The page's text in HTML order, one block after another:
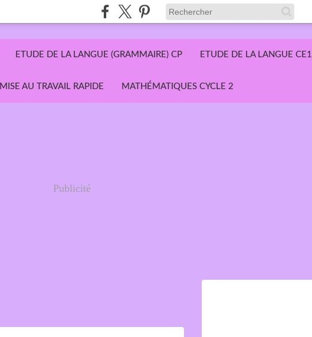
ETUDE DE LA LANGUE (GRAMMAIRE) CP ETUDE DE LA LANGUE CE1
MISE AU TRAVAIL RAPIDE MATHÉMATIQUES CYCLE 2
Publicité